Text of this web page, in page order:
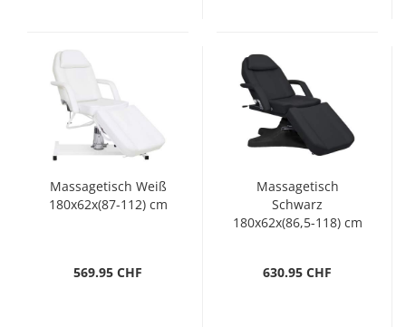
Massagetisch Weiß
180x62x(87-112) cm
569.95 CHF
Massagetisch
Schwarz
180x62x(86,5-118) cm
630.95 CHF